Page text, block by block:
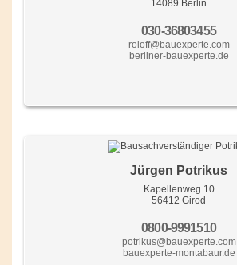
14089 Berlin
030-36803455
roloff@bauexperte.com
berliner-bauexperte.de
Jürgen Potrikus
Kapellenweg 10
56412 Girod
0800-9991510
potrikus@bauexperte.com
bauexperte-montabaur.de